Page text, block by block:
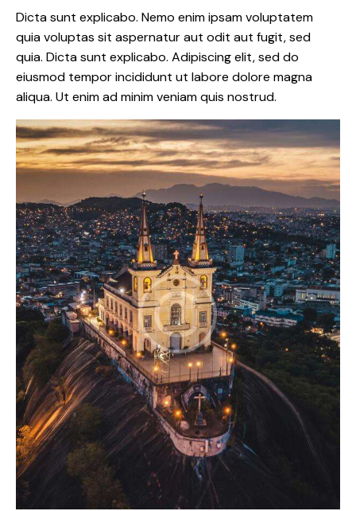
Dicta sunt explicabo. Nemo enim ipsam voluptatem
quia voluptas sit aspernatur aut odit aut fugit, sed
quia. Dicta sunt explicabo. Adipiscing elit, sed do
eiusmod tempor incididunt ut labore dolore magna
aliqua. Ut enim ad minim veniam quis nostrud.